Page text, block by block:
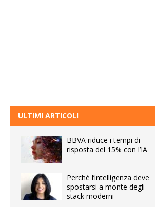
ULTIMI ARTICOLI
BBVA riduce i tempi di
risposta del 15% con l’IA
Perché l’intelligenza deve
spostarsi a monte degli
stack moderni